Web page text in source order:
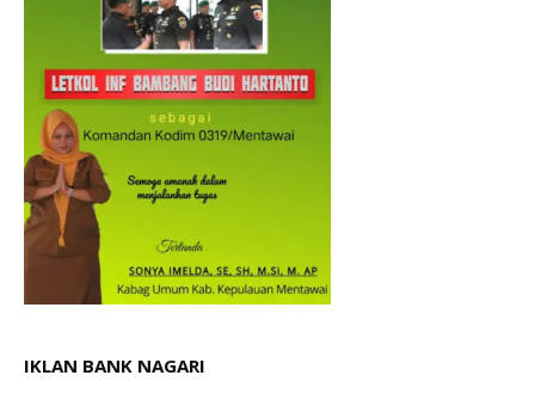
IKLAN BANK NAGARI